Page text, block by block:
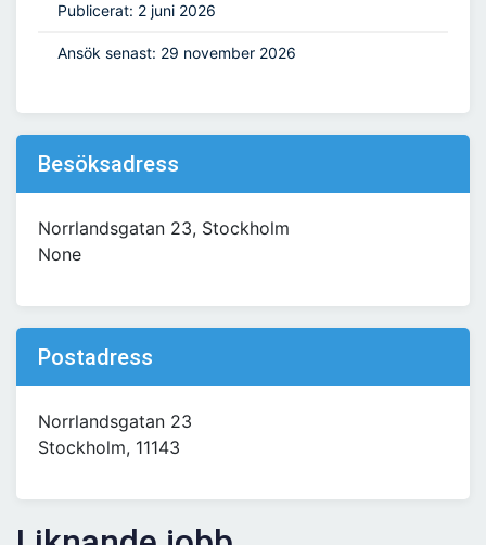
Publicerat: 2 juni 2026
Ansök senast: 29 november 2026
Besöksadress
Norrlandsgatan 23, Stockholm
None
Postadress
Norrlandsgatan 23
Stockholm, 11143